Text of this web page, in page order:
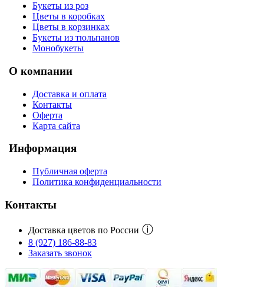
Букеты из роз
Цветы в коробках
Цветы в корзинках
Букеты из тюльпанов
Монобукеты
О компании
Доставка и оплата
Контакты
Оферта
Карта сайта
Информация
Публичная оферта
Политика конфиденциальности
Контакты
Доставка цветов по России ⓘ
8 (927) 186-88-83
Заказать звонок